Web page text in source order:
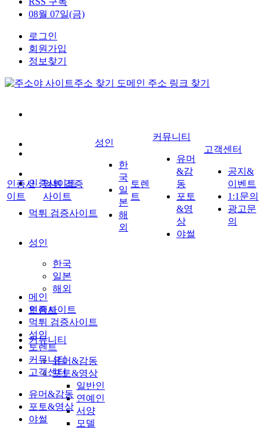
08월 07일(금)
로그인
회원가입
정보찾기
인증사이트
먹튀 검증사이트
성인
한국
일본
해외
토렌트
커뮤니티
유머&감동
포토&영상
일반인
연예인
서양
모델
인증사
이트
먹튀 검증
사이트
성인
한
국
일
본
해
외
토렌
트
커뮤니티
유머
&감
동
포토
&영
상
야썰
고객센터
공지&
이벤트
1:1문의
광고문
의
메인
인증사이트
먹튀 검증사이트
성인
토렌트
커뮤니티
고객센터
유머&감동
포토&영상
야썰